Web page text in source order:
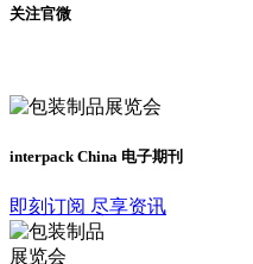
关注官微
interpack China 电子期刊
即刻订阅 尽享资讯